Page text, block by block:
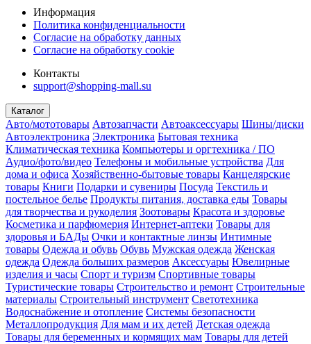
Информация
Политика конфиденциальности
Согласие на обработку данных
Согласие на обработку cookie
Контакты
support@shopping-mall.su
Каталог
Авто/мототовары Автозапчасти Автоаксессуары Шины/диски
Автоэлектроника Электроника Бытовая техника
Климатическая техника Компьютеры и оргтехника / ПО
Аудио/фото/видео Телефоны и мобильные устройства Для
дома и офиса Хозяйственно-бытовые товары Канцелярские
товары Книги Подарки и сувениры Посуда Текстиль и
постельное белье Продукты питания, доставка еды Товары
для творчества и рукоделия Зоотовары Красота и здоровье
Косметика и парфюмерия Интернет-аптеки Товары для
здоровья и БАДы Очки и контактные линзы Интимные
товары Одежда и обувь Обувь Мужская одежда Женская
одежда Одежда больших размеров Аксессуары Ювелирные
изделия и часы Спорт и туризм Спортивные товары
Туристические товары Строительство и ремонт Строительные
материалы Строительный инструмент Светотехника
Водоснабжение и отопление Системы безопасности
Металлопродукция Для мам и их детей Детская одежда
Товары для беременных и кормящих мам Товары для детей